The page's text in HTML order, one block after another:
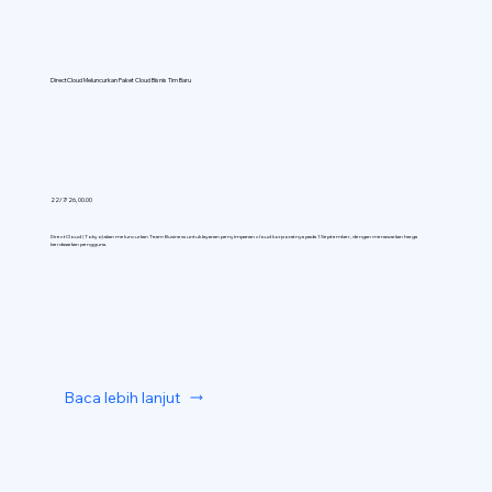
DirectCloud Meluncurkan Paket Cloud Bisnis Tim Baru
22/7/26, 00.00
DirectCloud (Tokyo) akan meluncurkan Team Business untuk layanan penyimpanan cloud korporatnya pada 1 September, dengan menawarkan harga
berdasarkan pengguna.
Baca lebih lanjut